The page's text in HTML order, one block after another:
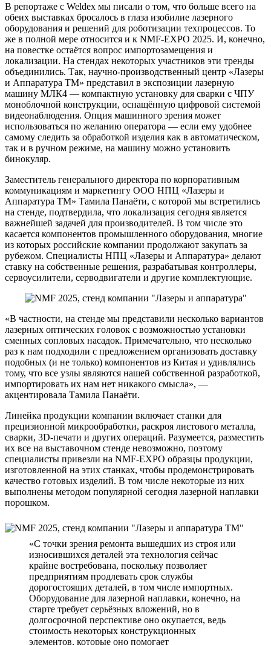
В репортаже с Weldex мы писали о том, что больше всего на
обеих выставках бросалось в глаза изобилие лазерного
оборудования и решений для роботизации техпроцессов. То
же в полной мере относится и к NMF-EXPO 2025. И, конечно,
на повестке остаётся вопрос импортозамещения и
локализации. На стендах некоторых участников эти тренды
объединились. Так, научно-производственный центр «Лазеры
и Аппаратура ТМ» представил в экспозиции лазерную
машину МЛК4 — компактную установку для сварки с ЧПУ
моноблочной конструкции, оснащённую цифровой системой
видеонаблюдения. Опция машинного зрения может
использоваться по желанию оператора — если ему удобнее
самому следить за обработкой изделия как в автоматическом,
так и в ручном режиме, на машину можно установить
бинокуляр.
Заместитель генерального директора по корпоративным
коммуникациям и маркетингу ООО НПЦ «Лазеры и
Аппаратура ТМ» Тамила Панаёти, с которой мы встретились
на стенде, подтвердила, что локализация сегодня является
важнейшей задачей для производителей. В том числе это
касается компонентов промышленного оборудования, многие
из которых российские компании продолжают закупать за
рубежом. Специалисты НПЦ «Лазеры и Аппаратура» делают
ставку на собственные решения, разрабатывая контроллеры,
сервоусилители, серводвигатели и другие комплектующие.
«В частности, на стенде мы представили несколько вариантов
лазерных оптических головок с возможностью установки
сменных сопловых насадок. Примечательно, что несколько
раз к нам подходили с предложением организовать доставку
подобных (и не только) компонентов из Китая и удивлялись
тому, что все узлы являются нашей собственной разработкой,
импортировать их нам нет никакого смысла», —
акцентировала Тамила Панаёти.
Линейка продукции компании включает станки для
прецизионной микрообработки, раскроя листового металла,
сварки, 3D-печати и других операций. Разумеется, разместить
их все на выставочном стенде невозможно, поэтому
специалисты привезли на NMF-EXPO образцы продукции,
изготовленной на этих станках, чтобы продемонстрировать
качество готовых изделий. В том числе некоторые из них
выполнены методом популярной сегодня лазерной наплавки
порошком.
«С точки зрения ремонта вышедших из строя или
износившихся деталей эта технология сейчас
крайне востребована, поскольку позволяет
предприятиям продлевать срок службы
дорогостоящих деталей, в том числе импортных.
Оборудование для лазерной наплавки, конечно, на
старте требует серьёзных вложений, но в
долгосрочной перспективе оно окупается, ведь
стоимость некоторых конструкционных
элементов, которые оно помогает